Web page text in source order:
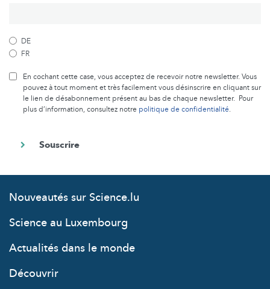
DE
FR
En cochant cette case, vous acceptez de recevoir notre newsletter. Vous
pouvez à tout moment et très facilement vous désinscrire en cliquant sur
le lien de désabonnement présent au bas de chaque newsletter. Pour
plus d’information, consultez notre politique de confidentialité.
Nouveautés sur Science.lu
Science au Luxembourg
Actualités dans le monde
Découvrir